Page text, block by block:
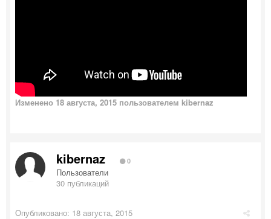
Изменено 18 августа, 2015 пользователем kibernaz
kibernaz 0
Пользователи
30 публикаций
Опубликовано: 18 августа, 2015